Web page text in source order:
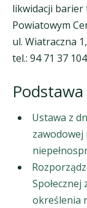
likwidacji barier
Powiatowym
ul. Wiatraczna
tel.: 94 71 37
Ustawa z
zawodowej
Społecznej
określenia